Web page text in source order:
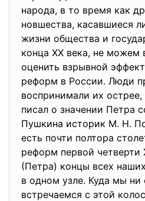
народа, в то время как
новшества, касавшиеся
жизни общества и
конца XX века, не можем
оценить взрывной
реформ в России. Люди
воспринимали их острее,
писал о значении Петра
Пушкина историк М. Н.
есть почти полтора
реформ первой четверти
(Петра) концы всех
в одном узле. Куда мы ни
встречаемся с этой